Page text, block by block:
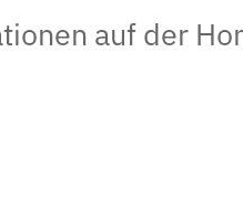
auf der